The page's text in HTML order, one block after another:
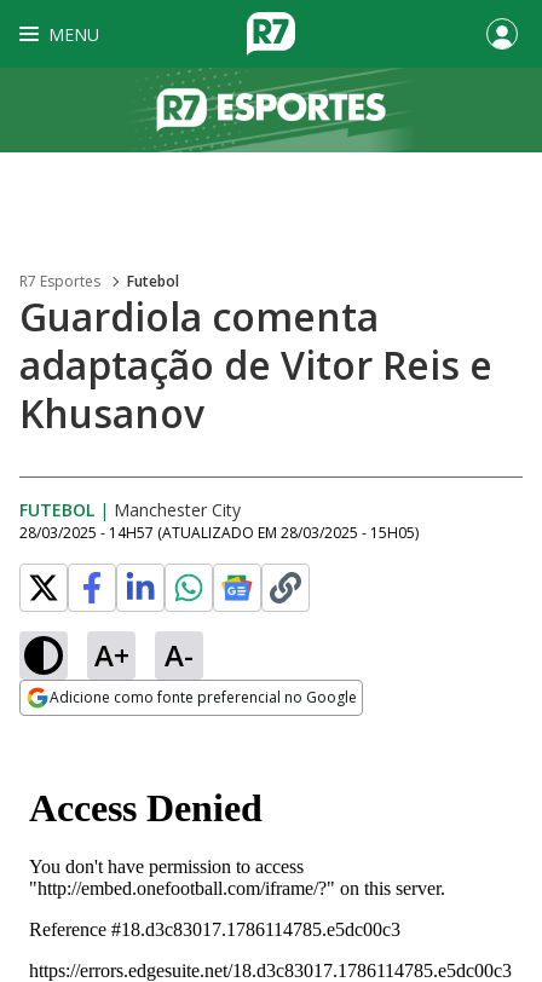
MENU
R7 Esportes Futebol
Guardiola comenta
adaptação de Vitor Reis e
Khusanov
FUTEBOL | Manchester City
28/03/2025 - 14H57 (ATUALIZADO EM 28/03/2025 - 15H05)
A+ A-
Adicione como fonte preferencial no Google